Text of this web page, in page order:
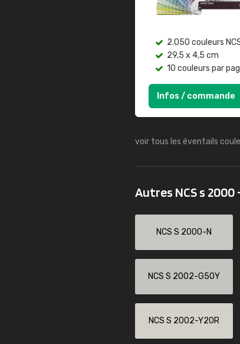
2.050 couleurs
29,5 x 4,5 cm
10 couleurs par
Infos / commande
voir tous les éventails
Autres NCS s 2000
NCS S 2000-N
NCS S 2002-G50Y
NCS S 2002-Y20R